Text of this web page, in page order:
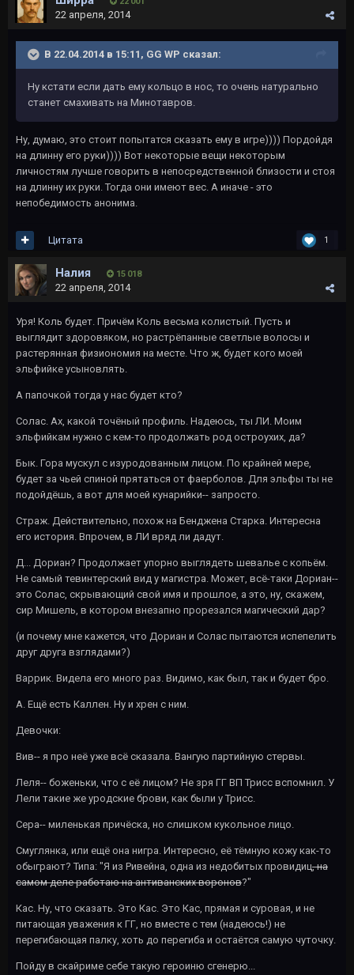
22 апреля, 2014
В 22.04.2014 в 15:11, GG WP сказал:
Ну кстати если дать ему кольцо в нос, то очень натурально
станет смахивать на Минотавров.
Ну, думаю, это стоит попытатся сказать ему в игре)))) Пордойдя
на длинну его руки)))) Вот некоторые вещи некоторым
личностям лучше говорить в непосредственной близости и стоя
на длинну их руки. Тогда они имеют вес. А иначе - это
непобедимость анонима.
1
Цитата
Налия 15 018
22 апреля, 2014
Уря! Коль будет. Причём Коль весьма колистый. Пусть и
выглядит здоровяком, но растрёпанные светлые волосы и
растерянная физиономия на месте. Что ж, будет кого моей
эльфийке усыновлять.
А папочкой тогда у нас будет кто?
Солас. Ах, какой точёный профиль. Надеюсь, ты ЛИ. Моим
эльфийкам нужно с кем-то продолжать род остроухих, да?
Бык. Гора мускул с изуродованным лицом. По крайней мере,
будет за чьей спиной прятаться от фаерболов. Для эльфы ты не
подойдёшь, а вот для моей кунарийки-- запросто.
Страж. Действительно, похож на Бенджена Старка. Интересна
его история. Впрочем, в ЛИ вряд ли дадут.
Д... Дориан? Продолжает упорно выглядеть шевалье с копьём.
Не самый тевинтерский вид у магистра. Может, всё-таки Дориан--
это Солас, скрывающий свой имя и прошлое, а это, ну, скажем,
сир Мишель, в котором внезапно прорезался магический дар?
(и почему мне кажется, что Дориан и Солас пытаются испепелить
друг друга взглядами?)
Варрик. Видела его много раз. Видимо, как был, так и будет бро.
А. Ещё есть Каллен. Ну и хрен с ним.
Девочки:
Вив-- я про неё уже всё сказала. Вангую партийную стервы.
Леля-- боженьки, что с её лицом? Не зря ГГ ВП Трисс вспомнил. У
Лели такие же уродские брови, как были у Трисс.
Сера-- миленькая причёска, но слишком кукольное лицо.
Смуглянка, или ещё она нигра. Интересно, её тёмную кожу как-то
обыграют? Типа: "Я из Ривейна, одна из недобитых провидиц, на
самом деле работаю на антиванских воронов?"
Кас. Ну, что сказать. Это Кас. Это Кас, прямая и суровая, и не
питающая уважения к ГГ, но вместе с тем (надеюсь!) не
перегибающая палку, хоть до перегиба и остаётся самую чуточку.
Пойду в скайриме себе такую героиню сгенерю...